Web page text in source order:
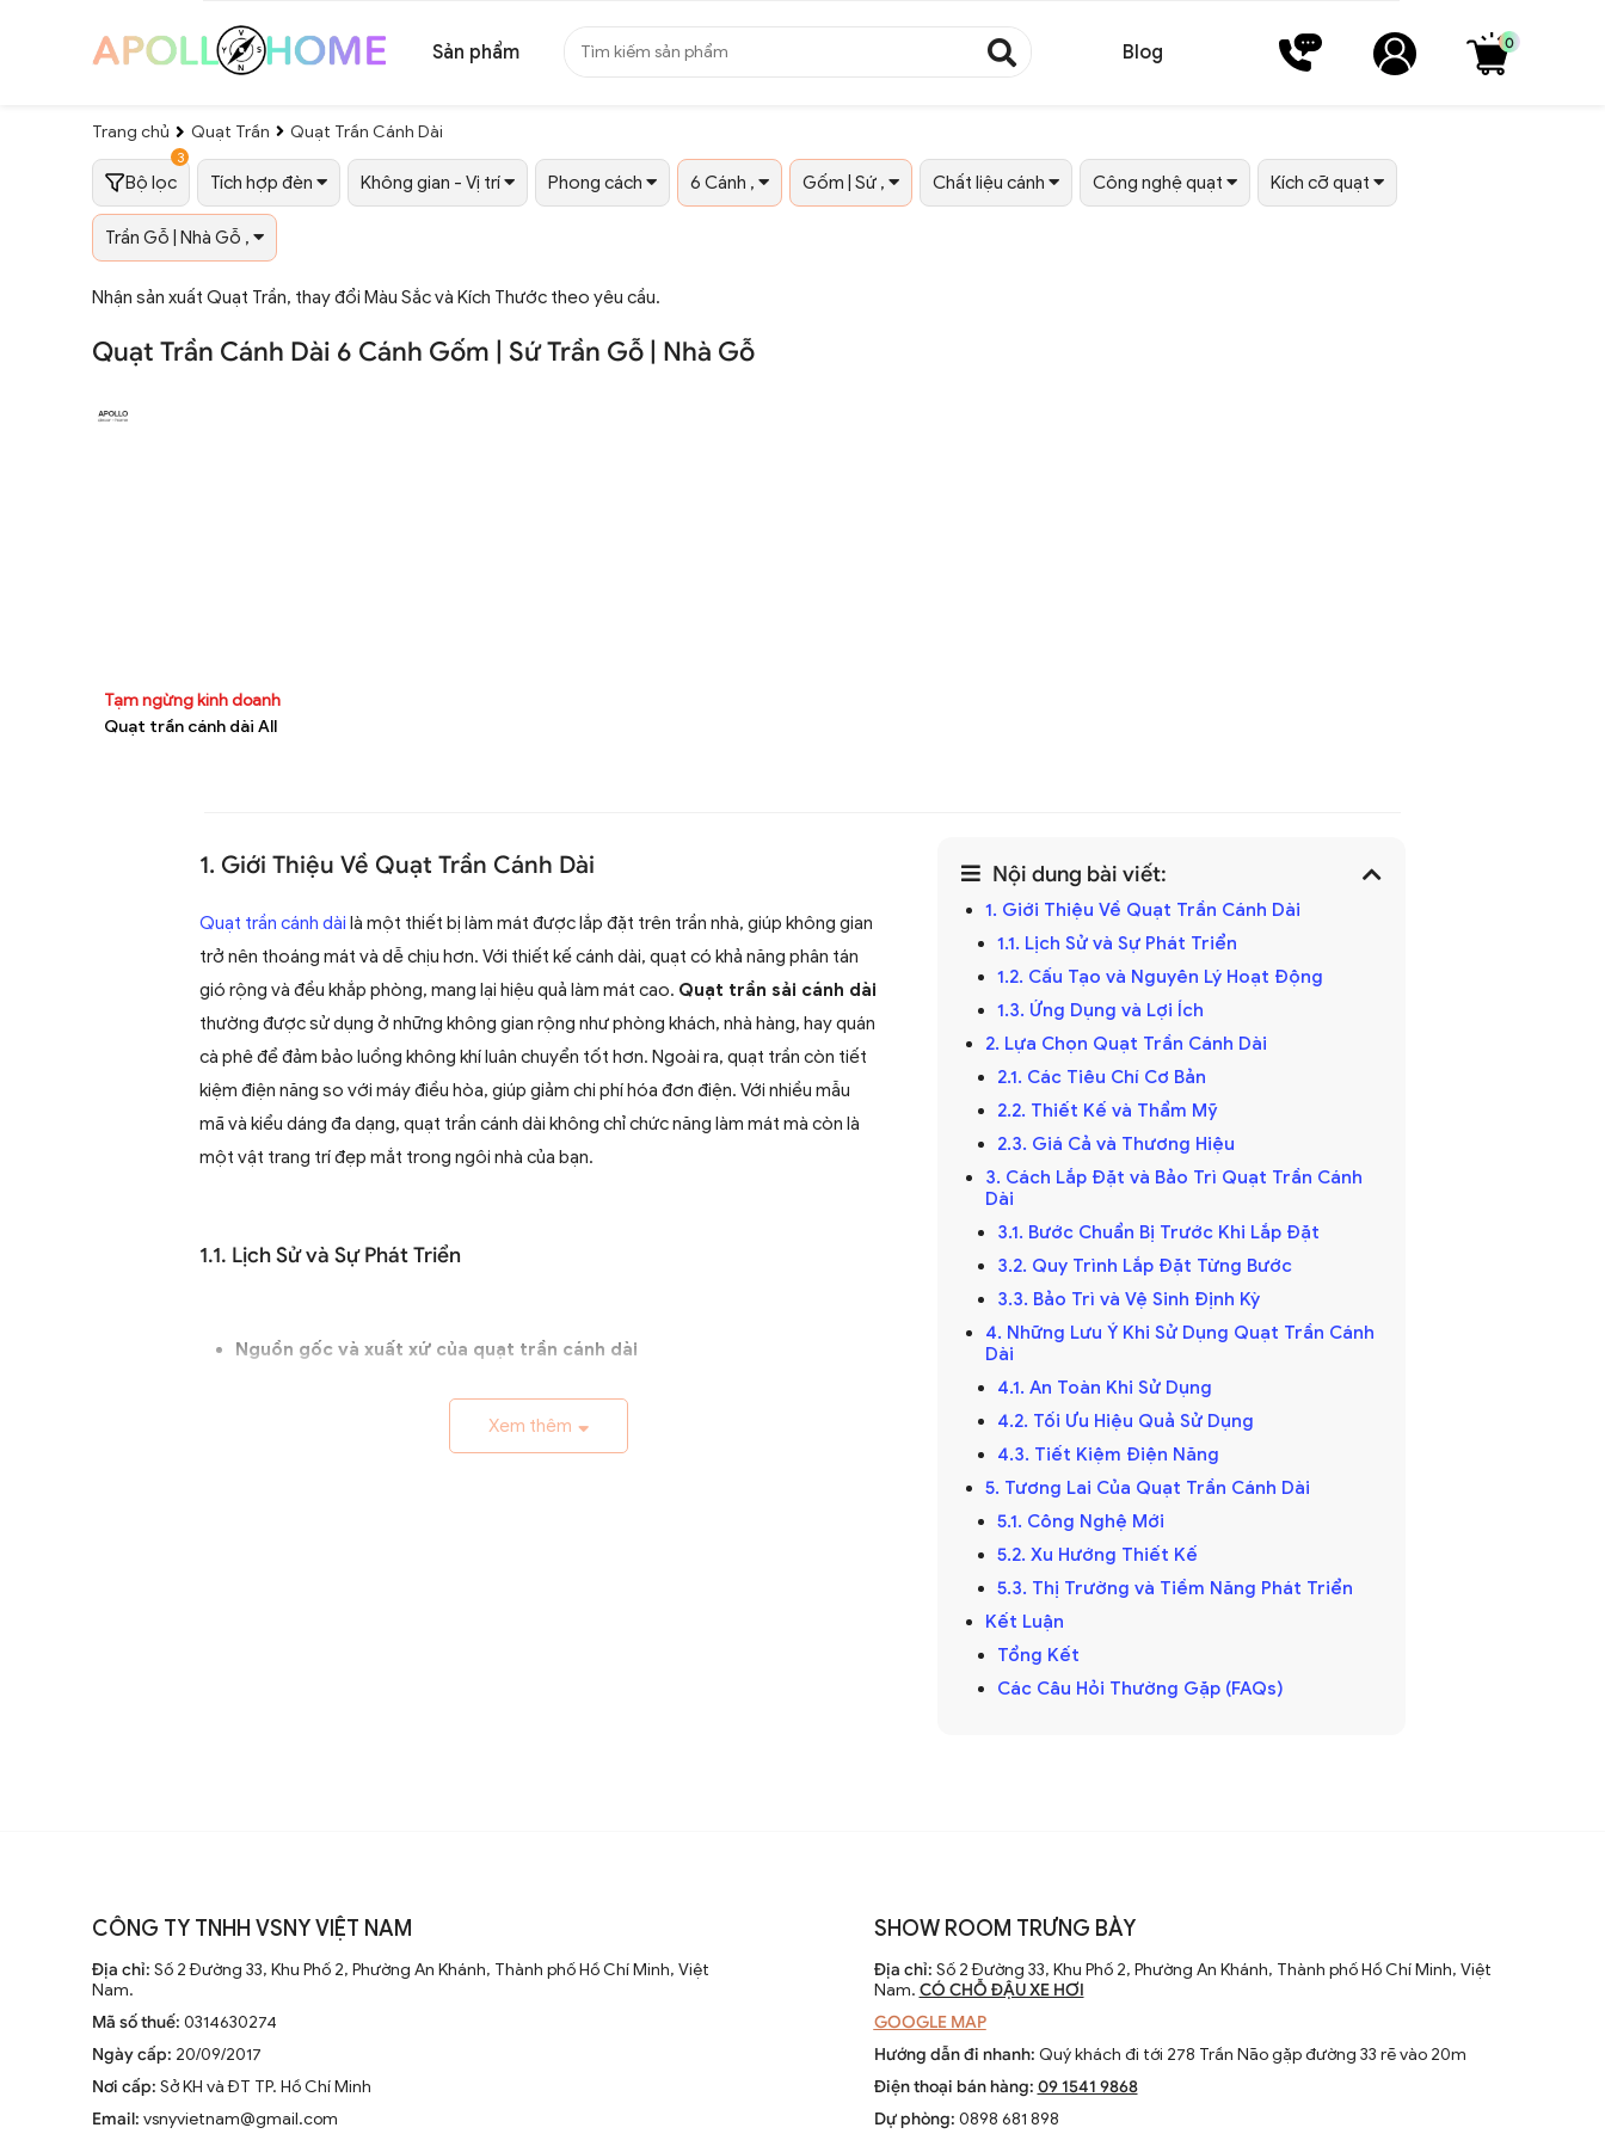
Sản phẩm Blog 0
Trang chủ Quạt Trần Quạt Trần Cánh Dài
Bộ lọc
3
Tích hợp đèn Không gian - Vị trí Phong cách 6 Cánh , Gốm | Sứ , Chất liệu cánh Công nghệ quạt Kích cỡ quạt
Trần Gỗ | Nhà Gỗ ,
Nhận sản xuất Quạt Trần, thay đổi Màu Sắc và Kích Thước theo yêu cầu.
Quạt Trần Cánh Dài 6 Cánh Gốm | Sứ Trần Gỗ | Nhà Gỗ
Tạm ngừng kinh doanh
Quạt trần cánh dài All
1. Giới Thiệu Về Quạt Trần Cánh Dài
Quạt trần cánh dài là một thiết bị làm mát được lắp đặt trên trần nhà, giúp không gian
trở nên thoáng mát và dễ chịu hơn. Với thiết kế cánh dài, quạt có khả năng phân tán
gió rộng và đều khắp phòng, mang lại hiệu quả làm mát cao. Quạt trần sải cánh dài
thường được sử dụng ở những không gian rộng như phòng khách, nhà hàng, hay quán
cà phê để đảm bảo luồng không khí luân chuyển tốt hơn. Ngoài ra, quạt trần còn tiết
kiệm điện năng so với máy điều hòa, giúp giảm chi phí hóa đơn điện. Với nhiều mẫu
mã và kiểu dáng đa dạng, quạt trần cánh dài không chỉ chức năng làm mát mà còn là
một vật trang trí đẹp mắt trong ngôi nhà của bạn.
1.1. Lịch Sử và Sự Phát Triển
Nguồn gốc và xuất xứ của quạt trần cánh dài
quả ở các khu vực nhiệt đới. Ban đầu được làm thủ công và chạy bằng điện
từ pin, chúng nhanh chóng phát triển với sự tiến bộ của công nghệ điện.
trang trí sang trọng cho mọi không gian sống. Chúng kết hợp công nghệ
tiên tiến như điều khiển từ xa, đèn LED và tích hợp với hệ thống nhà thông
Xem thêm
Nội dung bài viết:
1. Giới Thiệu Về Quạt Trần Cánh Dài
1.1. Lịch Sử và Sự Phát Triển
1.2. Cấu Tạo và Nguyên Lý Hoạt Động
1.3. Ứng Dụng và Lợi Ích
2. Lựa Chọn Quạt Trần Cánh Dài
2.1. Các Tiêu Chí Cơ Bản
2.2. Thiết Kế và Thẩm Mỹ
2.3. Giá Cả và Thương Hiệu
3. Cách Lắp Đặt và Bảo Trì Quạt Trần Cánh
Dài
3.1. Bước Chuẩn Bị Trước Khi Lắp Đặt
3.2. Quy Trình Lắp Đặt Từng Bước
3.3. Bảo Trì và Vệ Sinh Định Kỳ
4. Những Lưu Ý Khi Sử Dụng Quạt Trần Cánh
Dài
4.1. An Toàn Khi Sử Dụng
4.2. Tối Ưu Hiệu Quả Sử Dụng
4.3. Tiết Kiệm Điện Năng
5. Tương Lai Của Quạt Trần Cánh Dài
5.1. Công Nghệ Mới
5.2. Xu Hướng Thiết Kế
5.3. Thị Trường và Tiềm Năng Phát Triển
Kết Luận
Tổng Kết
Các Câu Hỏi Thường Gặp (FAQs)
CÔNG TY TNHH VSNY VIỆT NAM
Địa chỉ: Số 2 Đường 33, Khu Phố 2, Phường An Khánh, Thành phố Hồ Chí Minh, Việt
Nam.
Mã số thuế: 0314630274
Ngày cấp: 20/09/2017
Nơi cấp: Sở KH và ĐT TP. Hồ Chí Minh
Email: vsnyvietnam@gmail.com
SHOW ROOM TRƯNG BÀY
Địa chỉ: Số 2 Đường 33, Khu Phố 2, Phường An Khánh, Thành phố Hồ Chí Minh, Việt
Nam. CÓ CHỖ ĐẬU XE HƠI
GOOGLE MAP
Hướng dẫn đi nhanh: Quý khách đi tới 278 Trần Não gặp đường 33 rẽ vào 20m
Điện thoại bán hàng: 09 1541 9868
Dự phòng: 0898 681 898